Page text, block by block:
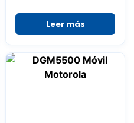
Leer más